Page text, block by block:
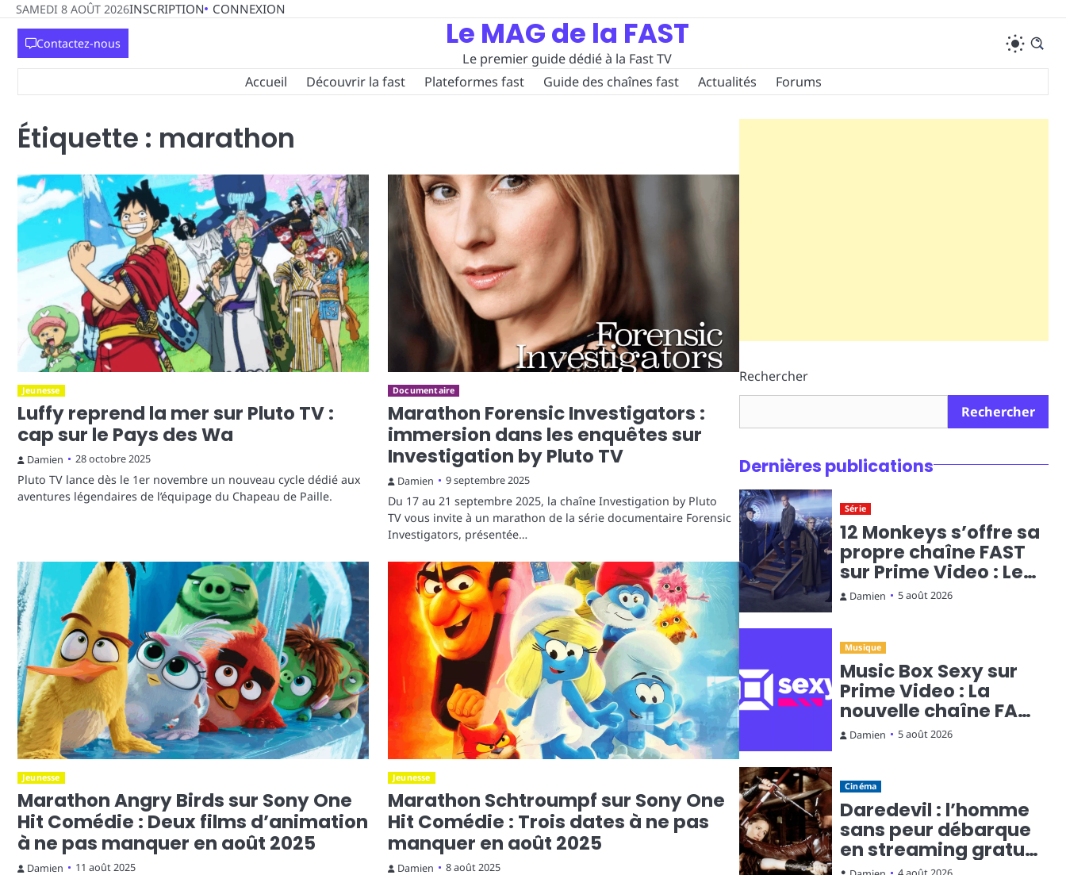
Skip
content
SAMEDI 8 AOÛT 2026INSCRIPTION CONNEXION
Contactez-nous Le MAG de la FAST
Le premier guide dédié à la Fast TV
Accueil
Découvrir la fast Plateformes fast Guide des chaînes fast Actualités Forums
Étiquette : marathon
Jeunesse
Luffy reprend la mer sur Pluto TV :
cap sur le Pays des Wa
Damien 28 octobre 2025
Pluto TV lance dès le 1er novembre un nouveau cycle dédié aux
aventures légendaires de l’équipage du Chapeau de Paille.
Documentaire
Marathon Forensic Investigators :
immersion dans les enquêtes sur
Investigation by Pluto TV
Damien 9 septembre 2025
Du 17 au 21 septembre 2025, la chaîne Investigation by Pluto
TV vous invite à un marathon de la série documentaire Forensic
Investigators, présentée…
Jeunesse
Marathon Angry Birds sur Sony One
Hit Comédie : Deux films d’animation
à ne pas manquer en août 2025
Damien 11 août 2025
Jeunesse
Marathon Schtroumpf sur Sony One
Hit Comédie : Trois dates à ne pas
manquer en août 2025
Damien 8 août 2025
Rechercher
Rechercher
Dernières publications
Série
12 Monkeys s’offre sa
propre chaîne FAST
sur Prime Video : Le
voyage temporel en
Damien 5 août 2026
Musique
Music Box Sexy sur
Prime Video : La
nouvelle chaîne FAST
qui fait monter la
Damien 5 août 2026
Cinéma
Daredevil : l’homme
sans peur débarque
en streaming gratuit
sur Rakuten TV